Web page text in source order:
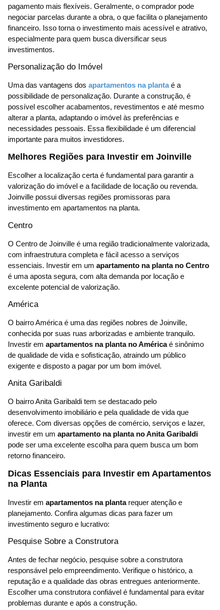
pagamento mais flexíveis. Geralmente, o comprador pode
negociar parcelas durante a obra, o que facilita o planejamento
financeiro. Isso torna o investimento mais acessível e atrativo,
especialmente para quem busca diversificar seus
investimentos.
Personalização do Imóvel
Uma das vantagens dos apartamentos na plantaé a
possibilidade de personalização. Durante a construção, é
possível escolher acabamentos, revestimentos e até mesmo
alterar a planta, adaptando o imóvel às preferências e
necessidades pessoais. Essa flexibilidade é um diferencial
importante para muitos investidores.
Melhores Regiões para Investir em Joinville
Escolher a localização certa é fundamental para garantir a
valorização do imóvel e a facilidade de locação ou revenda.
Joinville possui diversas regiões promissoras para
investimento em apartamentos na planta.
Centro
O Centro de Joinville é uma região tradicionalmente valorizada,
com infraestrutura completa e fácil acesso a serviços
essenciais. Investir em um apartamento na planta no Centro
é uma aposta segura, com alta demanda por locação e
excelente potencial de valorização.
América
O bairro América é uma das regiões nobres de Joinville,
conhecida por suas ruas arborizadas e ambiente tranquilo.
Investir em apartamentos na planta no Américaé sinônimo
de qualidade de vida e sofisticação, atraindo um público
exigente e disposto a pagar por um bom imóvel.
Anita Garibaldi
O bairro Anita Garibaldi tem se destacado pelo
desenvolvimento imobiliário e pela qualidade de vida que
oferece. Com diversas opções de comércio, serviços e lazer,
investir em um apartamento na planta no Anita Garibaldi
pode ser uma excelente escolha para quem busca um bom
retorno financeiro.
Dicas Essenciais para Investir em Apartamentos
na Planta
Investir em apartamentos na plantarequer atenção e
planejamento. Confira algumas dicas para fazer um
investimento seguro e lucrativo:
Pesquise Sobre a Construtora
Antes de fechar negócio, pesquise sobre a construtora
responsável pelo empreendimento. Verifique o histórico, a
reputação e a qualidade das obras entregues anteriormente.
Escolher uma construtora confiável é fundamental para evitar
problemas durante e após a construção.